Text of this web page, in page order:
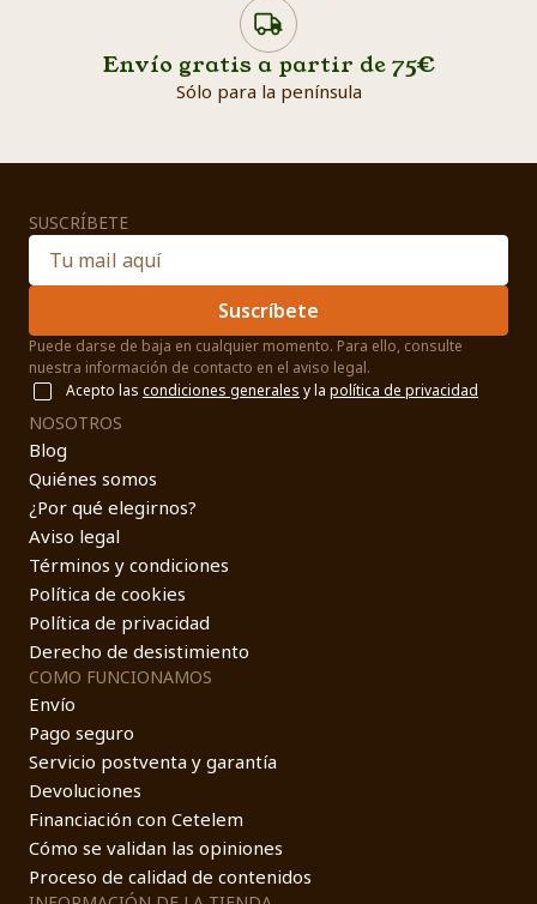
Envío gratis a partir de 75€
Sólo para la península
SUSCRÍBETE
Suscríbete
Puede darse de baja en cualquier momento. Para ello, consulte
nuestra información de contacto en el aviso legal.
Acepto las condiciones generales y la política de privacidad
NOSOTROS
Blog
Quiénes somos
¿Por qué elegirnos?
Aviso legal
Términos y condiciones
Política de cookies
Política de privacidad
Derecho de desistimiento
COMO FUNCIONAMOS
Envío
Pago seguro
Servicio postventa y garantía
Devoluciones
Financiación con Cetelem
Cómo se validan las opiniones
Proceso de calidad de contenidos